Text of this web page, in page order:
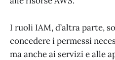
I ruoli IAM, d’altra parte,
concedere i permessi
ma anche ai servizi e alle